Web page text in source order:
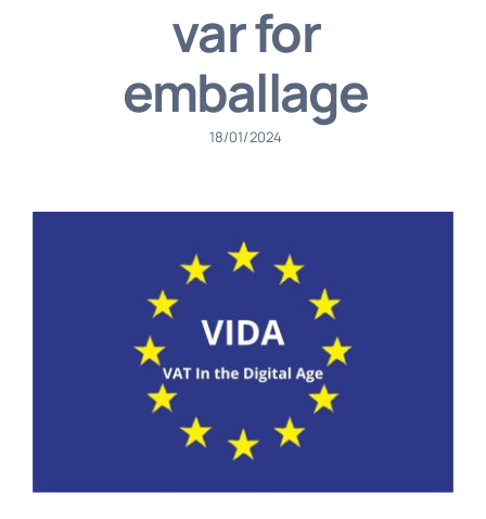
var for
emballage
18/01/2024